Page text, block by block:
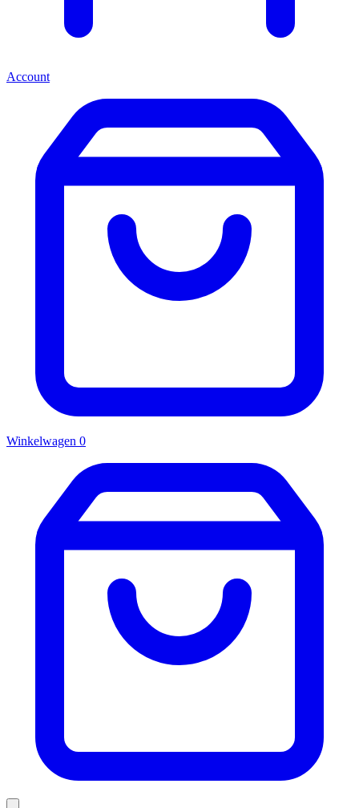
Account
Winkelwagen 0